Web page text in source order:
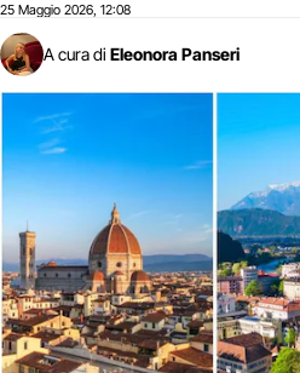
25 Maggio 2026 12:08
A cura di Eleonora Panseri